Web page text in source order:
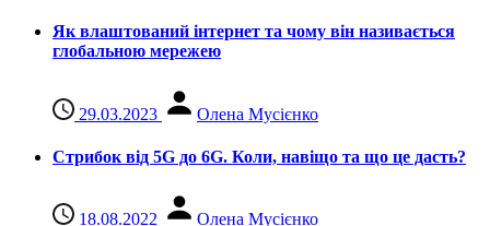
Як влаштований інтернет та чому він називається
глобальною мережею
29.03.2023 Олена Мусієнко
Стрибок від 5G до 6G. Коли, навіщо та що це даcть?
18.08.2022 Олена Мусієнко